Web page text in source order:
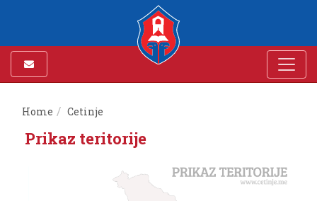
Home Cetinje
Prikaz teritorije